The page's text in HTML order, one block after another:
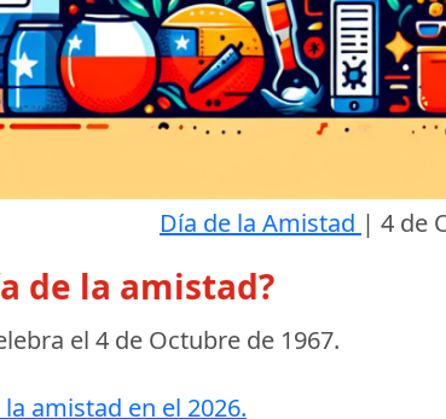
Día de la Amistad | 4 de
de la amistad?
el 4 de Octubre de 1967.
amistad en el 2026.